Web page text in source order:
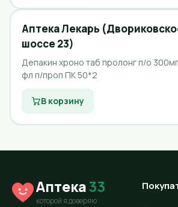
Аптека Лекарь
шоссе 23)
Депакин хроно таб пролонг п/о
фл п/проп ПК 50*2
В корзину
Аптека33
которой я доверяю